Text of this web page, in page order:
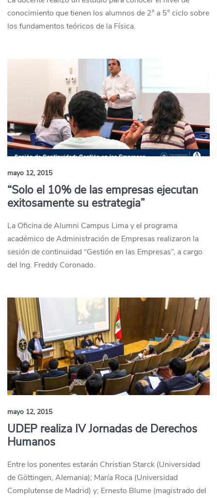
conocimiento que tienen los alumnos de 2° a 5° ciclo sobre
los fundamentos teóricos de la Física.
mayo 12, 2015
“Solo el 10% de las empresas ejecutan
exitosamente su estrategia”
La Oficina de Alumni Campus Lima y el programa
académico de Administración de Empresas realizaron la
sesión de continuidad “Gestión en las Empresas”, a cargo
del Ing. Freddy Coronado.
mayo 12, 2015
UDEP realiza IV Jornadas de Derechos
Humanos
Entre los ponentes estarán Christian Starck (Universidad
de Göttingen, Alemania); María Roca (Universidad
Complutense de Madrid) y; Ernesto Blume (magistrado del